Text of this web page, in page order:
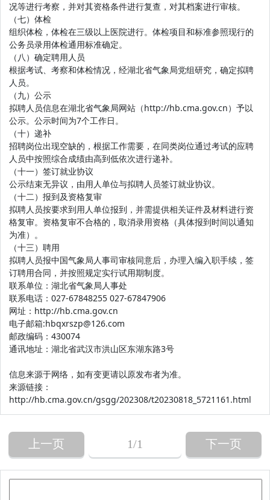
况等进行考察，并对其资格条件进行复查，对其档案进行审核。
（七）体检
组织体检，体检在三级以上医院进行。体检项目和标准参照现行的
公务员录用体检通用标准确定。
（八）确定聘用人员
根据考试、考察和体检情况，经湖北省气象局党组研究，确定拟聘
人员。
（九）公示
拟聘人员信息在湖北省气象局网站（http://hb.cma.gov.cn）予以
公示。公示时间为7个工作日。
（十）递补
招聘岗位出现空缺的，根据工作需要，在同类岗位通过考试的应聘
人员中按照综合成绩由高到低依次进行递补。
（十一）签订就业协议
公示结束无异议，由用人单位与拟聘人员签订就业协议。
（十二）报到及资格复审
拟聘人员按要求到用人单位报到，并需提供相关证件及材料进行资
格复审。资格复审不合格的，取消录用资格（具体报到时间以通知
为准）。
（十三）聘用
拟聘人员报中国气象局人事司审核同意后，办理入编入职手续，签
订聘用合同，并按照规定实行试用期制度。
联系单位：湖北省气象局人事处
联系电话：027-67848255 027-67847906
网址：http://hb.cma.gov.cn
电子邮箱:hbqxrszp@126.com
邮政编码：430074
通讯地址：湖北省武汉市洪山区东湖东路3号
信息来源于网络，如有变更请以原发布者为准。
来源链接：
http://hb.cma.gov.cn/gsgg/202308/t20230818_5721161.html
上一页 1/1 下一页